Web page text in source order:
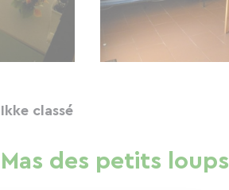
Ikke classé
Mas des petits loups